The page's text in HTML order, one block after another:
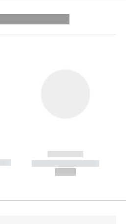
------------
----------- -----------